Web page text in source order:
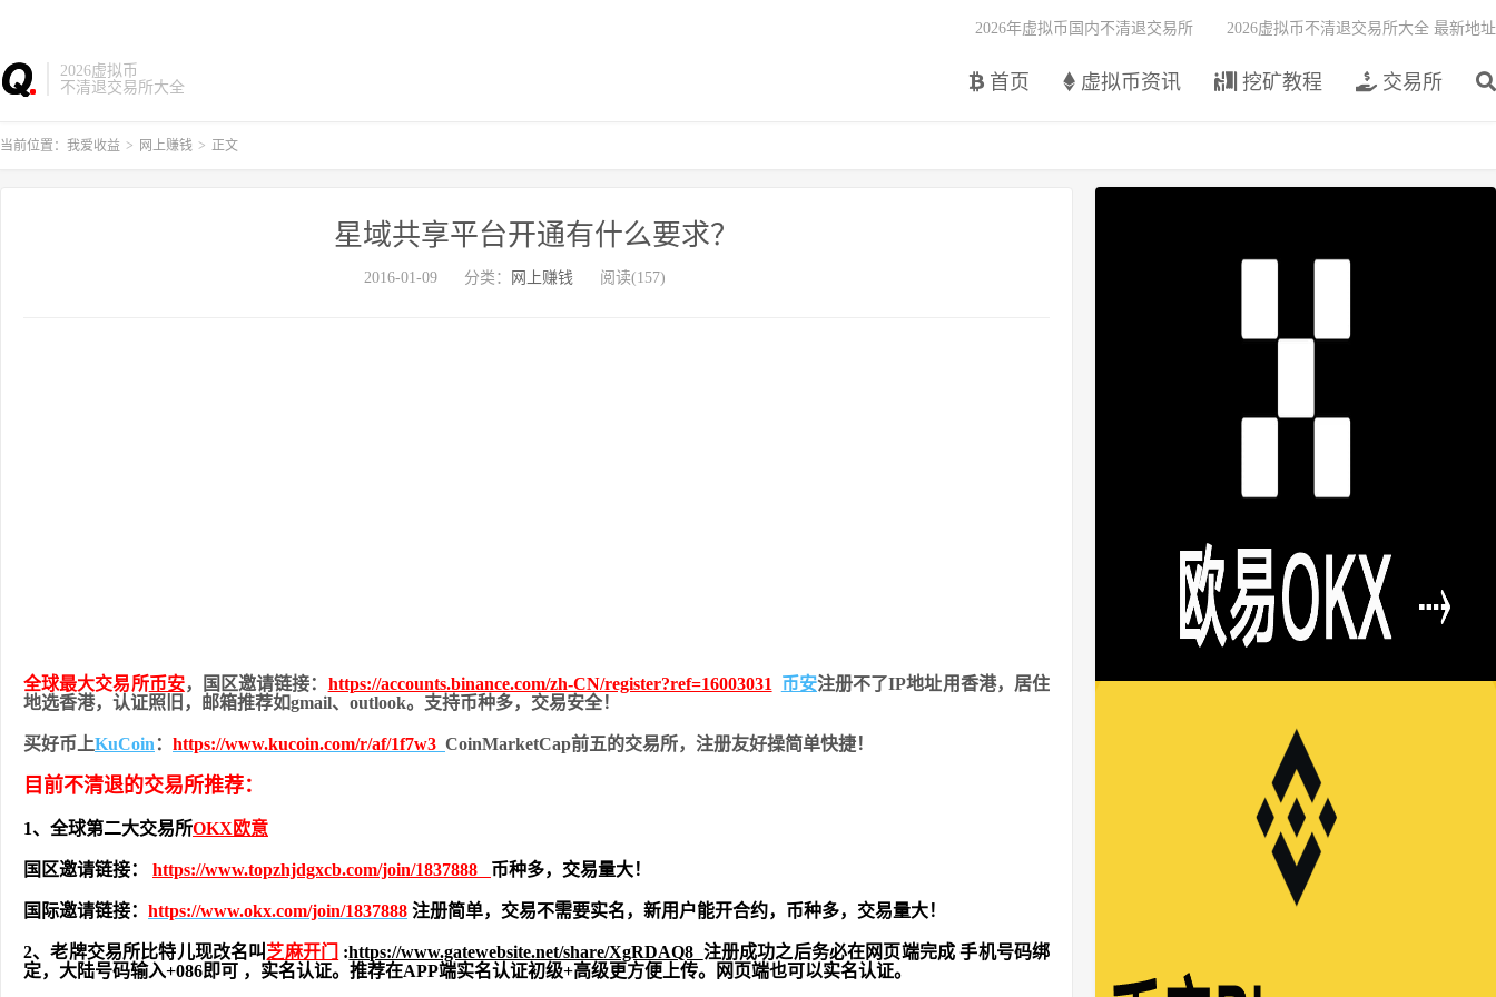
2026虚拟币
不清退交易所大全
首页 虚拟币资讯 挖矿教程 交易所
2026年虚拟币国内不清退交易所 2026虚拟币不清退交易所大全 最新地址
当前位置： 我爱收益 > 网上赚钱 > 正文
星域共享平台开通有什么要求？
2016-01-09 分类： 网上赚钱 阅读(157)
全球最大交易所币安，国区邀请链接： https://accounts.binance.com/zh-CN/register?ref=16003031 币安注册不了IP地址用香港，居住
地选香港，认证照旧， 邮箱推荐如gmail、outlook。支持币种多，交易安全！
买好币上KuCoin ： https://www.kucoin.com/r/af/1f7w3 CoinMarketCap前五的交易所，注册友好操简单快捷！
目前不清退的交易所推荐：
1、全球第二大交易所OKX欧意
国区邀请链接： https://www.topzhjdgxcb.com/join/1837888 币种多，交易量大！
国际邀请链接： https://www.okx.com/join/1837888 注册简单，交易不需要实名，新用户能开合约， 币种多，交易量大！
2、老牌交易所比特儿现改名叫 芝麻开门 :https://www.gatewebsite.net/share/XgRDAQ8 注册成功之后务必在网页端完成 手机号码绑
定，大陆号码输入+086即可 ，实名认证。推荐在APP端实名认证初级+高级更方便上传。网页端也可以实名认证。